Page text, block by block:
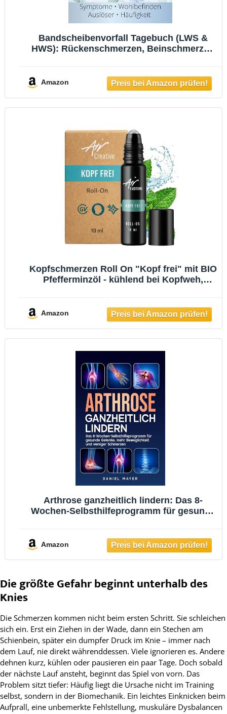
Bandscheibenvorfall Tagebuch (LWS &
HWS): Rückenschmerzen, Beinschmerzen
Amazon
Kopfschmerzen Roll On "Kopf frei" mit BIO
Pfefferminzöl - kühlend bei Kopfweh,
Amazon
Arthrose ganzheitlich lindern: Das 8-
Wochen-Selbsthilfeprogramm für gesunde
Amazon
Die größte Gefahr beginnt unterhalb des
Knies
Die Schmerzen kommen nicht beim ersten Schritt. Sie schleichen
sich ein. Erst ein Ziehen in der Wade, dann ein Stechen am
Schienbein, später ein dumpfer Druck im Knie – immer nach
dem Lauf, nie direkt währenddessen. Viele ignorieren es. Andere
dehnen kurz, kühlen oder pausieren ein paar Tage. Doch sobald
der nächste Lauf ansteht, beginnt das Spiel von vorn. Das
Problem sitzt tiefer: Häufig liegt die Ursache nicht im Training
selbst, sondern in der Biomechanik. Ein leichtes Einknicken beim
Aufprall, eine unbemerkte Fehlstellung, muskuläre Dysbalancen